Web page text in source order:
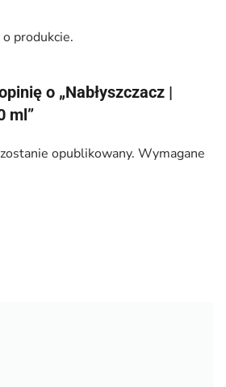
produkcie.
o „Nabłyszczacz |
ml”
opublikowany. Wymagane